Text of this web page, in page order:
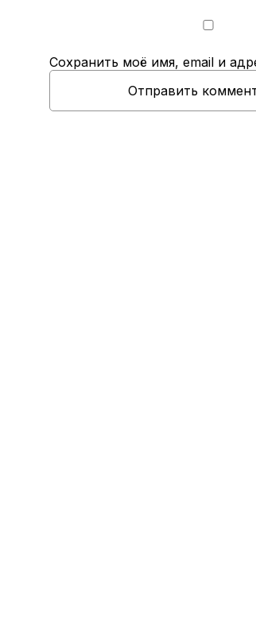
Сохранить моё имя, email и